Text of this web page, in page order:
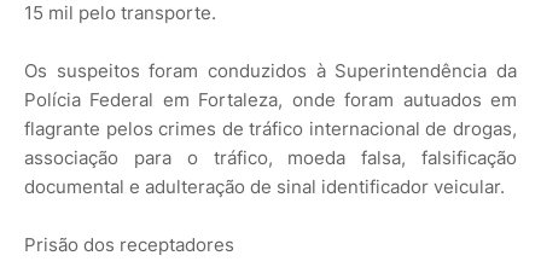
15 mil pelo transporte.
Os suspeitos foram conduzidos à Superintendência da
Polícia Federal em Fortaleza, onde foram autuados em
flagrante pelos crimes de tráfico internacional de drogas,
associação para o tráfico, moeda falsa, falsificação
documental e adulteração de sinal identificador veicular.
Prisão dos receptadores